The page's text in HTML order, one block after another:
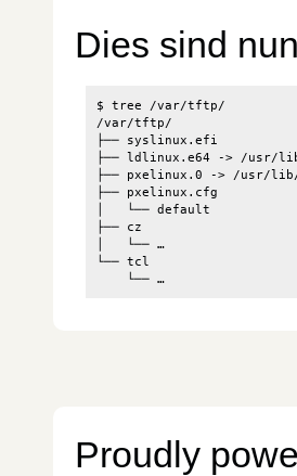
Dies sind
$ tree /var/tftp/
/var/tftp/
├── syslinux.efi
├── ldlinux.e64 -> /usr/
├── pxelinux.0 -> /usr/lib/
├── pxelinux.cfg
│   └── default
├── cz
│   └── …
└── tcl
Proudly